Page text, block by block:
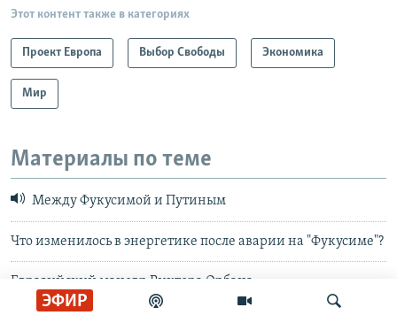
ЭФИР
Этот контент также в категориях
Проект Европа Выбор Свободы Экономика
Мир
Материалы по теме
Между Фукусимой и Путиным
Что изменилось в энергетике после аварии на "Фукусиме"?
Евразийский маневр Виктора Орбана